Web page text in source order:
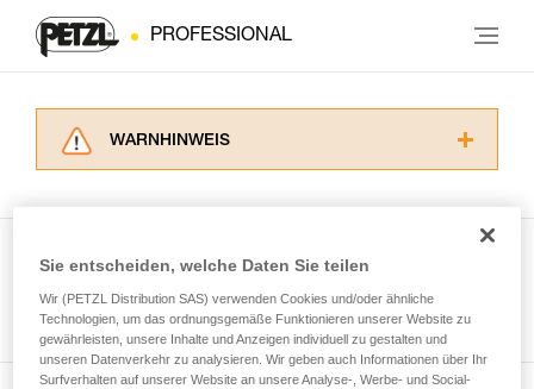
PROFESSIONAL
WARNHINWEIS
ziehen. Um diese Zusatzinformationen
der Gebrauchsanweisung enthaltenen
Informationen richtig verstanden haben.
Die Beherrschung dieser Techniken setzt eine
entsprechende Ausbildung und ein spezielles
Alle Techniken ansehen
Sie entscheiden, welche Daten Sie teilen
Wir (PETZL Distribution SAS) verwenden Cookies und/oder ähnliche
Technologien, um das ordnungsgemäße Funktionieren unserer Website zu
gewährleisten, unsere Inhalte und Anzeigen individuell zu gestalten und
unseren Datenverkehr zu analysieren. Wir geben auch Informationen über Ihr
Surfverhalten auf unserer Website an unsere Analyse-, Werbe- und Social-